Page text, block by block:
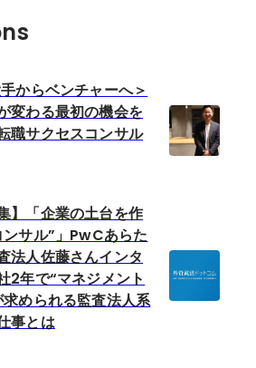
からベンチャーへ＞
変わる最初の機会を
職サクセスコンサル
】「企業の土台を作
サル”」PwCあらた
法人佐藤さんインタ
年で“マネジメント
められる監査法人系
事とは